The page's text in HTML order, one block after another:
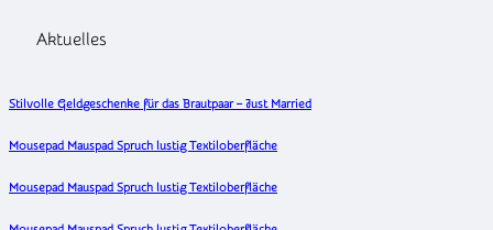
Aktuelles
Stilvolle Geldgeschenke für das Brautpaar – Just Married
Mousepad Mauspad Spruch lustig Textiloberfläche
Mousepad Mauspad Spruch lustig Textiloberfläche